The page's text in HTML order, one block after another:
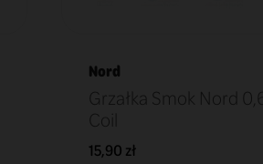
Nord
Grzałka Smok Nord
Coil
15,90 zł